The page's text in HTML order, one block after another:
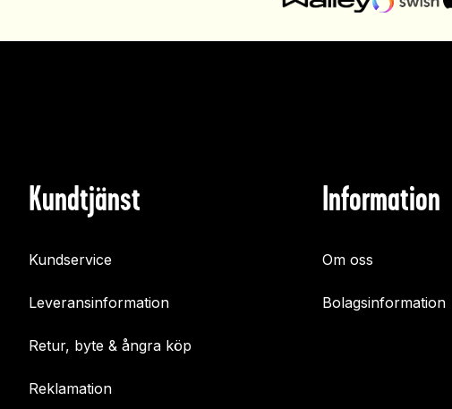
Kundtjänst
Kundservice
Leveransinformation
Retur, byte & ångra köp
Reklamation
Information
Om oss
Bolagsinformation